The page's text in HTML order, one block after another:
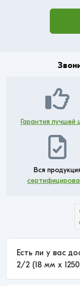
Гарантия лучшей
Вся
Есть ли у вас
2/2 (18 мм x